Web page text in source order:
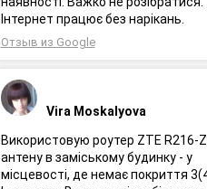
Інтернет працює без нарікань.
Отзыв из Google
Vira Moskalyova
Використовую роутер ZTE R216-Z
антену в заміському будинку - у
місцевості, де немає покриття